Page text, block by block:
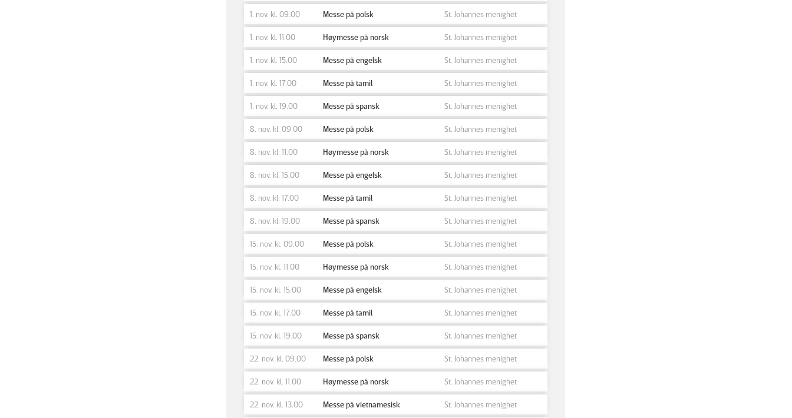
1. nov. kl. 09.00 Messe på polsk St. Johannes menighet
1. nov. kl. 11.00 Høymesse på norsk St. Johannes menighet
1. nov. kl. 15.00 Messe på engelsk St. Johannes menighet
1. nov. kl. 17.00 Messe på tamil St. Johannes menighet
1. nov. kl. 19.00 Messe på spansk St. Johannes menighet
8. nov. kl. 09.00 Messe på polsk St. Johannes menighet
8. nov. kl. 11.00 Høymesse på norsk St. Johannes menighet
8. nov. kl. 15.00 Messe på engelsk St. Johannes menighet
8. nov. kl. 17.00 Messe på tamil St. Johannes menighet
8. nov. kl. 19.00 Messe på spansk St. Johannes menighet
15. nov. kl. 09.00 Messe på polsk St. Johannes menighet
15. nov. kl. 11.00 Høymesse på norsk St. Johannes menighet
15. nov. kl. 15.00 Messe på engelsk St. Johannes menighet
15. nov. kl. 17.00 Messe på tamil St. Johannes menighet
15. nov. kl. 19.00 Messe på spansk St. Johannes menighet
22. nov. kl. 09.00 Messe på polsk St. Johannes menighet
22. nov. kl. 11.00 Høymesse på norsk St. Johannes menighet
22. nov. kl. 13.00 Messe på vietnamesisk St. Johannes menighet